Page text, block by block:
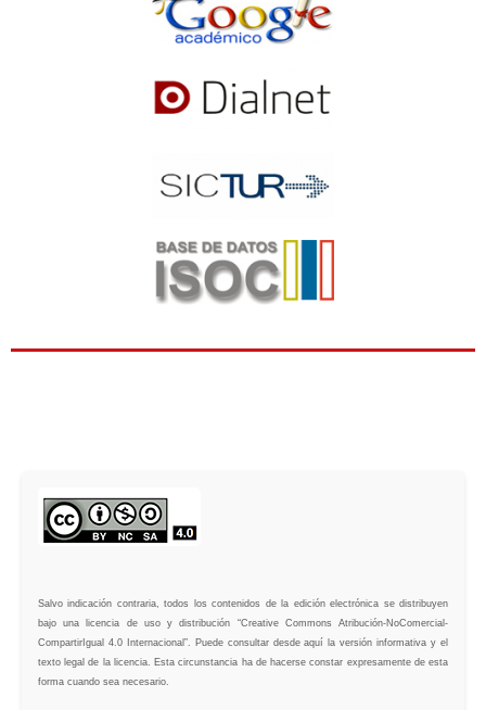
Salvo indicación contraria, todos los contenidos de la edición electrónica se distribuyen
bajo una licencia de uso y distribución “Creative Commons Atribución-NoComercial-
CompartirIgual 4.0 Internacional”. Puede consultar desde aquí la versión informativa y el
texto legal de la licencia. Esta circunstancia ha de hacerse constar expresamente de esta
forma cuando sea necesario.